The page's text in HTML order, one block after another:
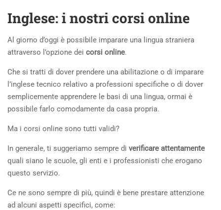
Inglese: i nostri corsi online
Al giorno d’oggi è possibile imparare una lingua straniera
attraverso l’opzione dei corsi online.
Che si tratti di dover prendere una abilitazione o di imparare
l’inglese tecnico relativo a professioni specifiche o di dover
semplicemente apprendere le basi di una lingua, ormai è
possibile farlo comodamente da casa propria.
Ma i corsi online sono tutti validi?
In generale, ti suggeriamo sempre di verificare attentamente
quali siano le scuole, gli enti e i professionisti che erogano
questo servizio.
Ce ne sono sempre di più, quindi è bene prestare attenzione
ad alcuni aspetti specifici, come: